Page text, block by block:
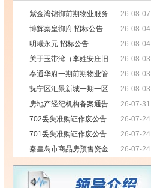
26-08-07
紫金湾锦御前期物业服务
项目招标公告
26-08-04
博辉秦皇御府 招标公告
26-08-04
明曦永元 招标公告
26-08-03
关于玉带湾（李姓安庄旧
村改造）七期项目无拖欠农民工工资
情况公示
26-08-03
泰通华府一期前期物业管
理项目招标公告
26-08-03
抚宁区汇景新城一期一区
物业服务项目招标公告
26-07-31
房地产经纪机构备案通告
26-07-24
702丢失准购证作废公告
26-07-24
701丢失准购证作废公告
26-07-24
秦皇岛市商品房预售资金
监管银行项目招标公告